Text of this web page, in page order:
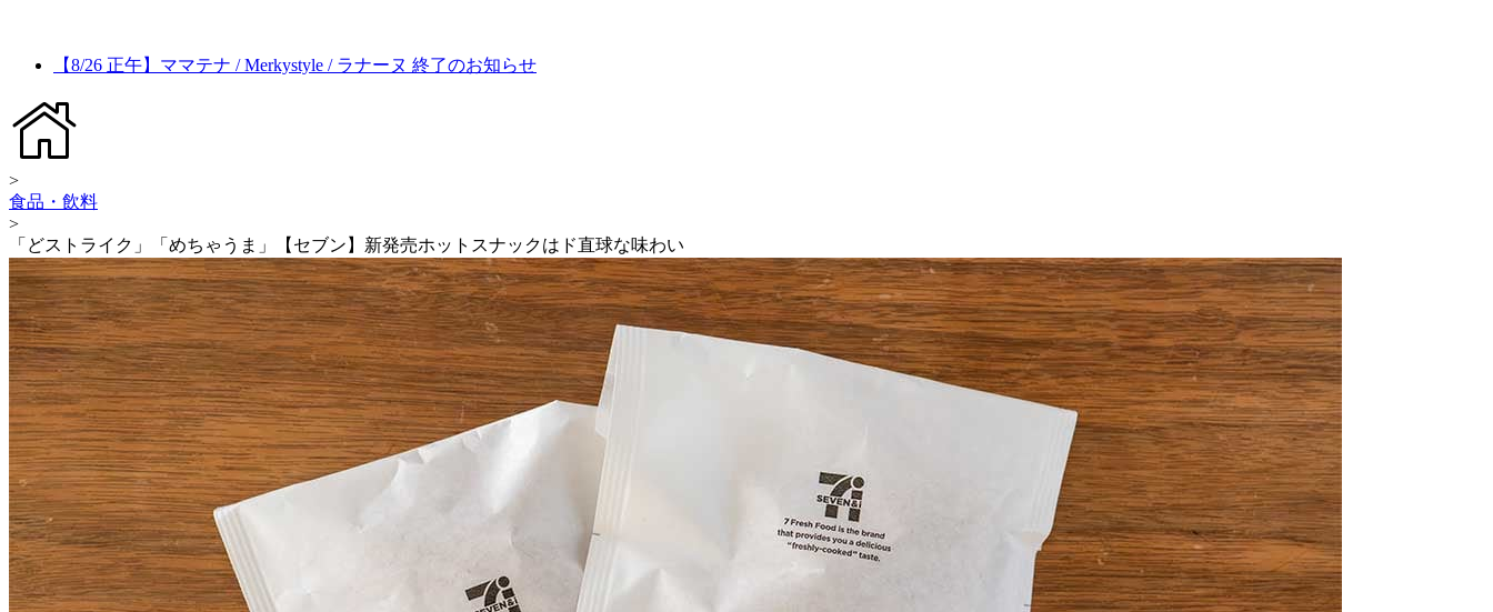
【8/26 正午】ママテナ / Merkystyle / ラナーヌ 終了のお知らせ
>
食品・飲料
>
「どストライク」「めちゃうま」【セブン】新発売ホットスナックはド直球な味わい